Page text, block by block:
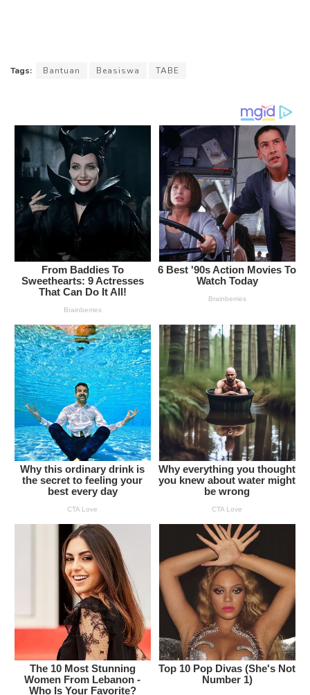
Tags: Bantuan Beasiswa TABE